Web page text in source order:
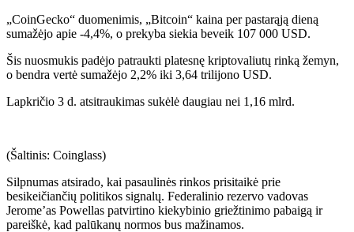
„CoinGecko“ duomenimis, „Bitcoin“ kaina per pastarąją dieną
sumažėjo apie -4,4%, o prekyba siekia beveik 107 000 USD.
Šis nuosmukis padėjo patraukti platesnę kriptovaliutų rinką žemyn,
o bendra vertė sumažėjo 2,2% iki 3,64 trilijono USD.
Lapkričio 3 d. atsitraukimas sukėlė daugiau nei 1,16 mlrd.
(Šaltinis: Coinglass)
Silpnumas atsirado, kai pasaulinės rinkos prisitaikė prie
besikeičiančių politikos signalų. Federalinio rezervo vadovas
Jerome’as Powellas patvirtino kiekybinio griežtinimo pabaigą ir
pareiškė, kad palūkanų normos bus mažinamos.